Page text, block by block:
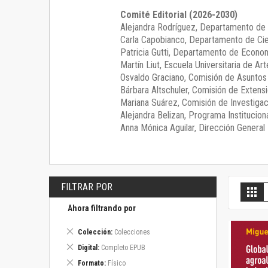
Comité Editorial (2026-2030)
Alejandra Rodríguez, Departamento de
Carla Capobianco, Departamento de
Patricia Gutti, Departamento de
Martín Liut, Escuela Universitaria de
Osvaldo Graciano, Comisión de
Bárbara Altschuler, Comisión de
Mariana Suárez, Comisión de
Alejandra Belizan, Programa
Anna Mónica Aguilar, Dirección General
FILTRAR POR
Ahora filtrando por
Colección Colecciones
Eliminar
artículo
Digital Completo EPUB
Eliminar
artículo
Formato Físico
Eliminar